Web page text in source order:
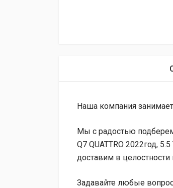
Наша компания
Мы с радостью
Q7 QUATTRO 2022год,
доставим в
Задавайте любые